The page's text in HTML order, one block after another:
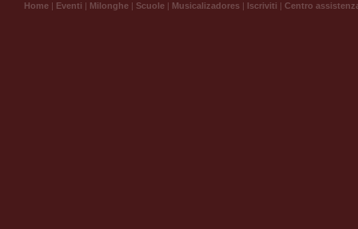
Home | Eventi | Milonghe | Scuole | Musicalizadores | Iscriviti | Centro